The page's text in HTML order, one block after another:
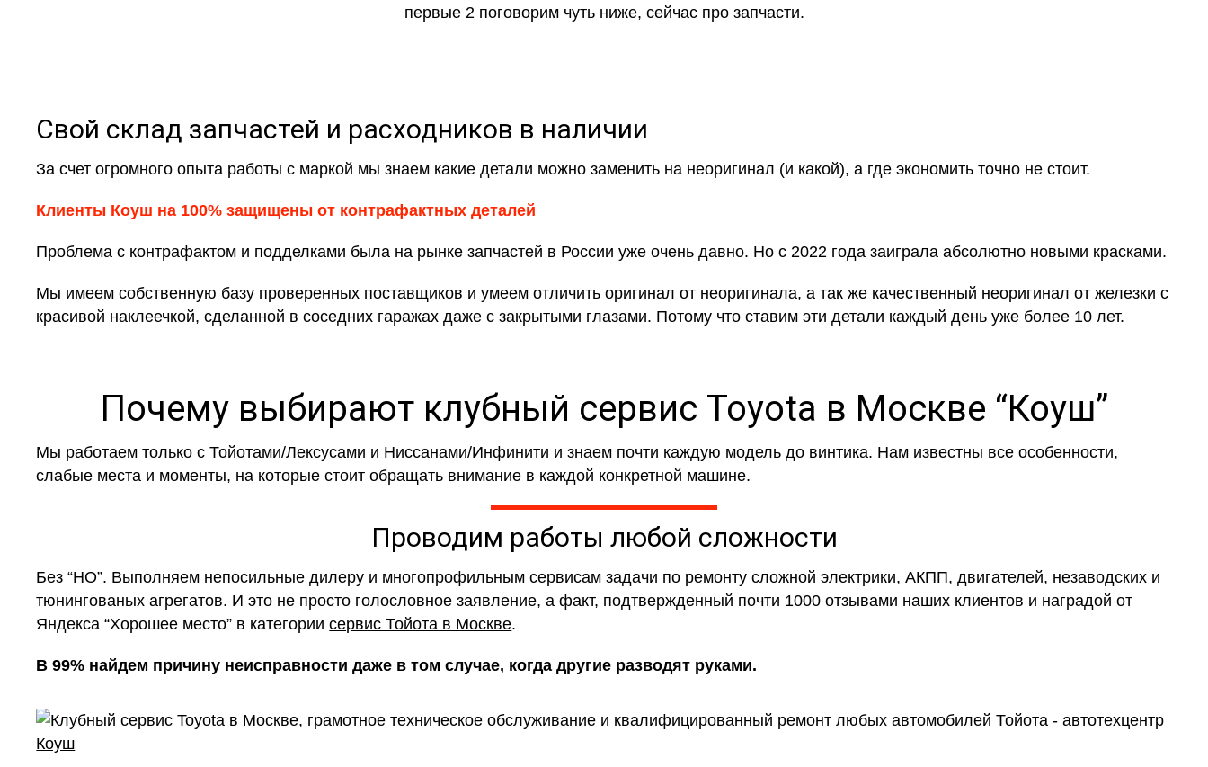
первые 2 поговорим чуть ниже, сейчас про запчасти.
Свой склад запчастей и расходников в наличии
За счет огромного опыта работы с маркой мы знаем какие детали можно заменить на неоригинал (и какой), а где экономить точно не стоит.
Клиенты Коуш на 100% защищены от контрафактных деталей
Проблема с контрафактом и подделками была на рынке запчастей в России уже очень давно. Но с 2022 года заиграла абсолютно новыми красками.
Мы имеем собственную базу проверенных поставщиков и умеем отличить оригинал от неоригинала, а так же качественный неоригинал от железки с
красивой наклеечкой, сделанной в соседних гаражах даже с закрытыми глазами. Потому что ставим эти детали каждый день уже более 10 лет.
Почему выбирают клубный сервис Toyota в Москве “Коуш”
Мы работаем только с Тойотами/Лексусами и Ниссанами/Инфинити и знаем почти каждую модель до винтика. Нам известны все особенности,
слабые места и моменты, на которые стоит обращать внимание в каждой конкретной машине.
Проводим работы любой сложности
Без “НО”. Выполняем непосильные дилеру и многопрофильным сервисам задачи по ремонту сложной электрики, АКПП, двигателей, незаводских и
тюнингованых агрегатов. И это не просто голословное заявление, а факт, подтвержденный почти 1000 отзывами наших клиентов и наградой от
Яндекса “Хорошее место” в категориисервис Тойота в Москве.
В 99% найдем причину неисправности даже в том случае, когда другие разводят руками.